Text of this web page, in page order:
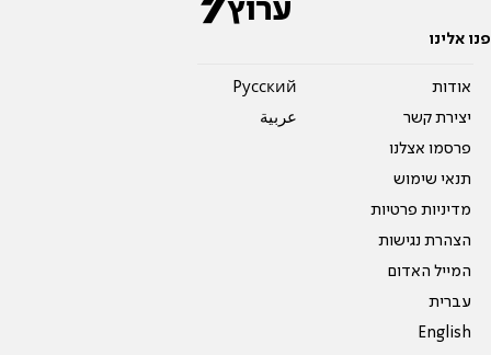
פנו אלינו
אודות
יצירת קשר
פרסמו אצלנו
תנאי שימוש
מדיניות פרטיות
הצהרת נגישות
המייל האדום
עברית
English
Pусский
عربية